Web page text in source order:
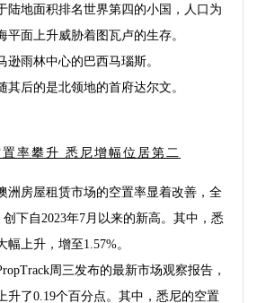
陆地面积排名世界第四的小国，人口为
平面上升威胁着图瓦卢的生存。
逊雨林中心的巴西马瑙斯。
其后的是北领地的首府达尔文。
率攀升 悉尼增幅位居第二
洲房屋租赁市场的空置率显着改善，全
创下自2023年7月以来的新高。其中，悉
幅上升，增至 1.57%。
周三发布的最新市场观察报告，
升了0.19个百分点。其中，悉尼的空置